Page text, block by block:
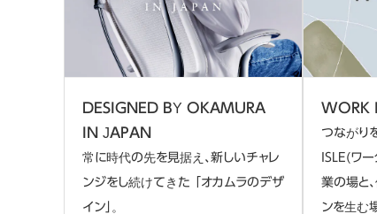
DESIGNED BY OKAMURA
IN JAPAN
常に時代の先を見据え、新しいチャレ
ンジをし続けてきた 「オカムラのデザ
イン」。
WORK
つながり
ISLE(ワ
業の場と
ンを生む